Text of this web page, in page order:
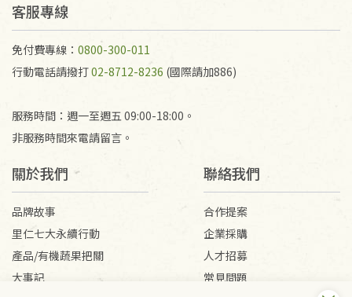
客服專線
免付費專線： 0800-300-011
行動電話請撥打02-8712-8236 (國際請加886)
服務時間：週一至週五 09:00-18:00。
非服務時間來電請留言。
關於我們
品牌故事
里仁七大永續行動
產品/有機蔬果把關
大事記
聯絡我們
合作提案
企業採購
人才招募
常見問題